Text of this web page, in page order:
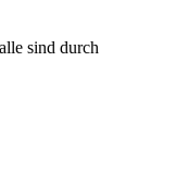
sind durch